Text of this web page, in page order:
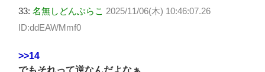
33: 名無しどんぶらこ 2025/11/06(木) 10:46:07.26
ID:ddEAWMmf0
>>14